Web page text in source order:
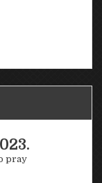
pray